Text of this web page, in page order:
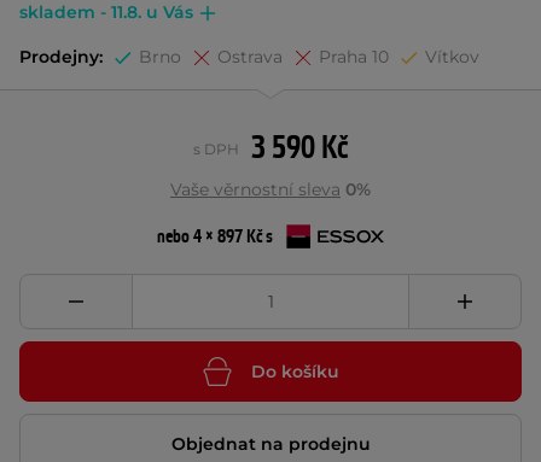
skladem - 11.8. u Vás
Prodejny: Brno Ostrava Praha 10 Vítkov
3 590 Kč
s DPH
Vaše věrnostní sleva 0%
nebo 4 × 897 Kč s
Do košíku
Objednat na prodejnu